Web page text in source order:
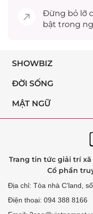
Đừng bỏ lỡ
bật trong
SHOWBIZ
ĐỜI SỐNG
MẬT NGỮ
Trang tin tức giải trí
Cổ phần
Địa chỉ: Tòa nhà C’land,
Điện thoại: 094 388 8166